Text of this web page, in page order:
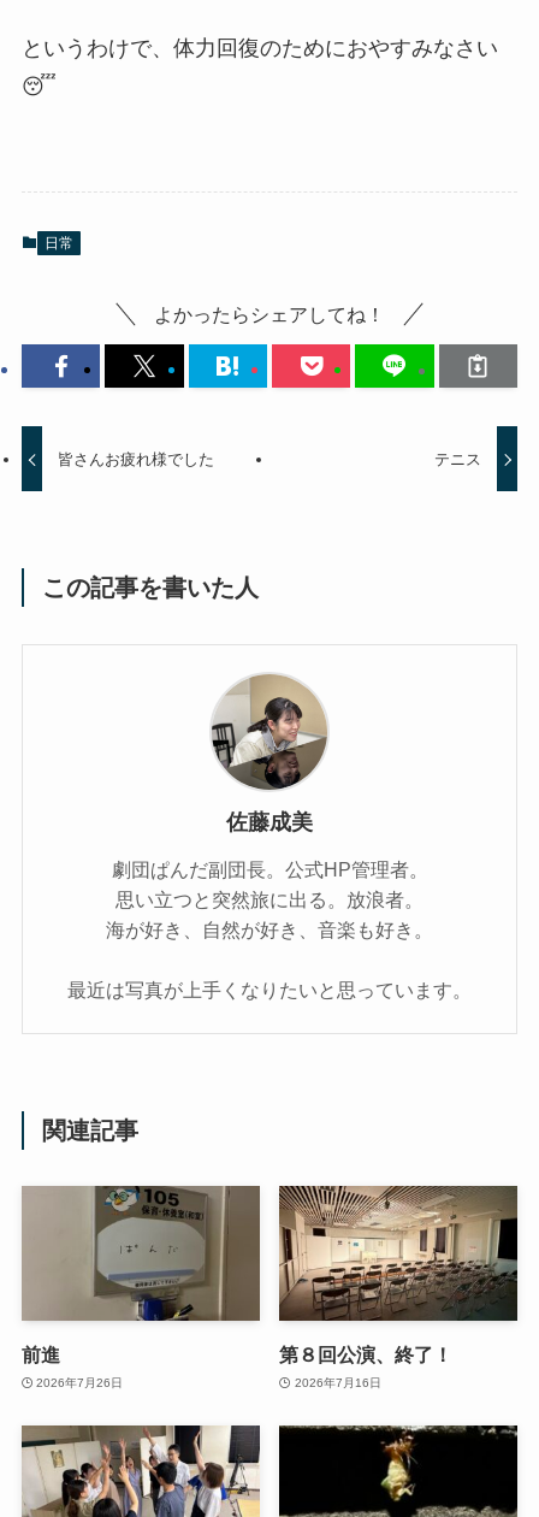
というわけで、体力回復のためにおやすみなさい
😴
日常
よかったらシェアしてね！
皆さんお疲れ様でした テニス
この記事を書いた人
佐藤成美
劇団ぱんだ副団長。公式HP管理者。
思い立つと突然旅に出る。放浪者。
海が好き、自然が好き、音楽も好き。
最近は写真が上手くなりたいと思っています。
関連記事
前進
2026年7月26日
第８回公演、終了！
2026年7月16日